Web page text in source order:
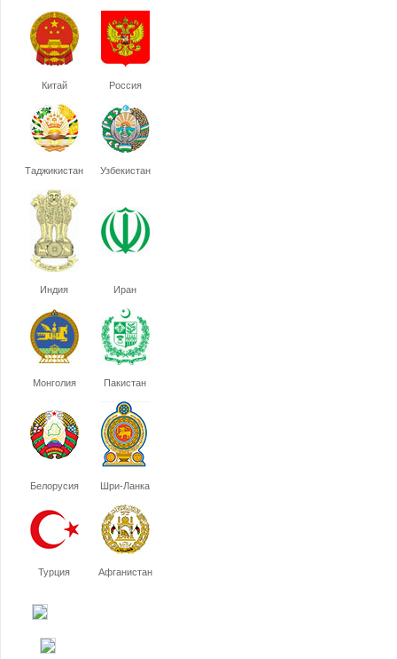
Китай Россия
Таджикистан Узбекистан
Индия Иран
Монголия Пакистан
Белорусия Шри-Ланка
Турция Афганистан